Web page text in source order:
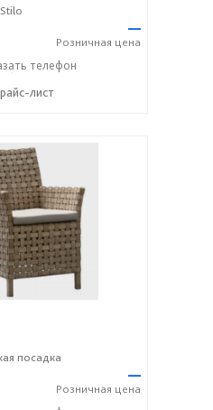
—
Розничная цена
600-15-16
телефон
лист
посадка
—
Розничная цена